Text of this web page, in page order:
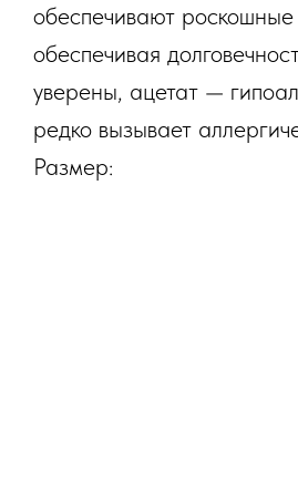
обеспечивают
обеспечивая
уверены, ацетат —
редко вызывает
Размер: